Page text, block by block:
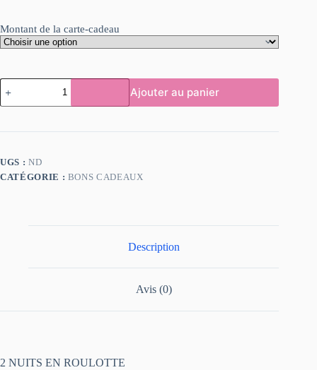
Montant de la carte-cadeau
Ajouter au panier
UGS : ND
CATÉGORIE : BONS CADEAUX
Description
Avis (0)
2 NUITS EN ROULOTTE